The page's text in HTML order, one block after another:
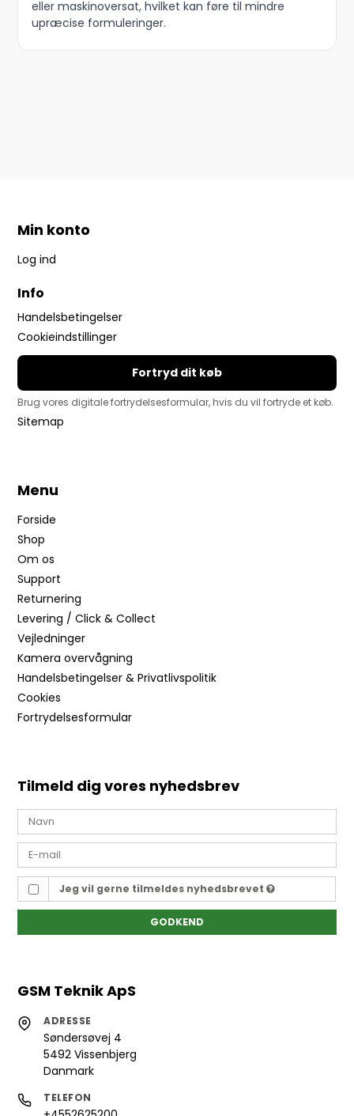
eller maskinoversat, hvilket kan føre til mindre
upræcise formuleringer.
Min konto
Log ind
Info
Handelsbetingelser
Cookieindstillinger
Fortryd dit køb
Brug vores digitale fortrydelsesformular, hvis du vil fortryde et køb.
Sitemap
Menu
Forside
Shop
Om os
Support
Returnering
Levering / Click & Collect
Vejledninger
Kamera overvågning
Handelsbetingelser & Privatlivspolitik
Cookies
Fortrydelsesformular
Tilmeld dig vores nyhedsbrev
Jeg vil gerne tilmeldes nyhedsbrevet
GODKEND
GSM Teknik ApS
ADRESSE
Søndersøvej 4
5492 Vissenbjerg
Danmark
TELEFON